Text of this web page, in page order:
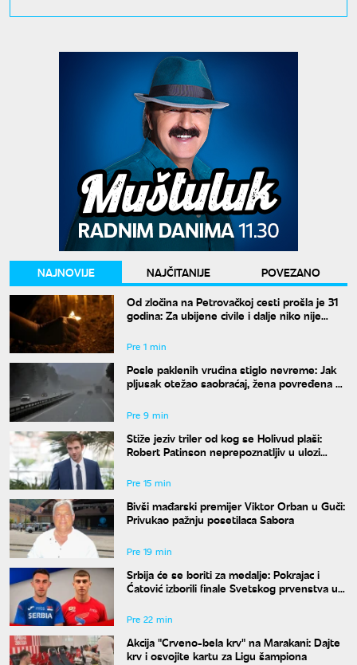
NAJNOVIJE NAJČITANIJE
POVEZANO
Od zločina na Petrovačkoj cesti prošla je 31
godina: Za ubijene civile i dalje niko nije
Pre 1 min
Posle paklenih vrućina stiglo nevreme: Jak
pljusak otežao saobraćaj, žena povređena u
Pre 9 min
Stiže jeziv triler od kog se Holivud plaši:
Robert Patinson neprepoznatljiv u ulozi
Pre 15 min
Bivši mađarski premijer Viktor Orban u Guči:
Privukao pažnju posetilaca Sabora
Pre 19 min
Srbija će se boriti za medalje: Pokrajac i
Ćatović izborili finale Svetskog prvenstva u
Pre 22 min
Akcija "Crveno-bela krv" na Marakani: Dajte
krv i osvojite kartu za Ligu šampiona